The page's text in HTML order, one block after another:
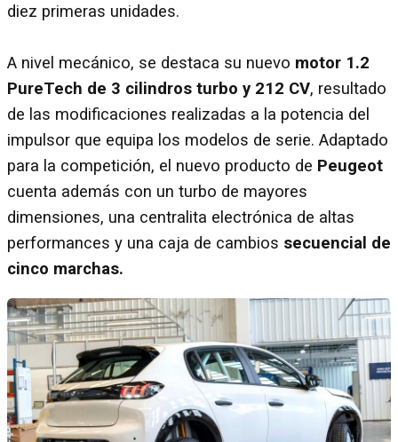
diez primeras unidades.
A nivel mecánico, se destaca su nuevo motor 1.2
PureTech de 3 cilindros turbo y 212 CV, resultado
de las modificaciones realizadas a la potencia del
impulsor que equipa los modelos de serie. Adaptado
para la competición, el nuevo producto de Peugeot
cuenta además con un turbo de mayores
dimensiones, una centralita electrónica de altas
performances y una caja de cambios secuencial de
cinco marchas.